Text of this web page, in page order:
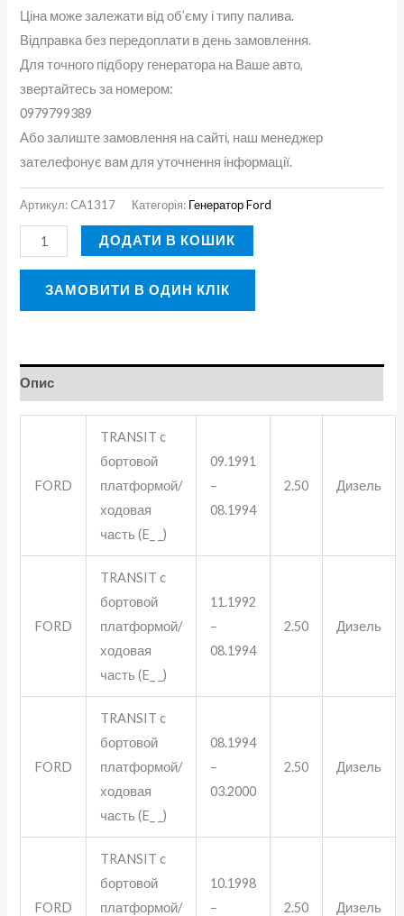
Ціна може залежати від об’єму і типу палива.
Відправка без передоплати в день замовлення.
Для точного підбору генератора на Ваше авто,
звертайтесь за номером:
0979799389
Або залиште замовлення на сайті, наш менеджер
зателефонує вам для уточнення інформації.
Артикул: CA1317 Категорія: Генератор Ford
ДОДАТИ В КОШИК
ЗАМОВИТИ В ОДИН КЛІК
Опис
FORD
TRANSIT c
бортовой
платформой/
ходовая
часть (E_ _)
09.1991
–
08.1994
2.50 Дизель
FORD
TRANSIT c
бортовой
платформой/
ходовая
часть (E_ _)
11.1992
–
08.1994
2.50 Дизель
FORD
TRANSIT c
бортовой
платформой/
ходовая
часть (E_ _)
08.1994
–
03.2000
2.50 Дизель
FORD
TRANSIT c
бортовой
платформой/
10.1998
–
2.50 Дизель